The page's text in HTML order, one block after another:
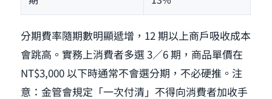
分期費率隨期數明顯遞增，12 期以上商戶吸收成本
會跳高。實務上消費者多選 3／6 期，商品單價在
NT$3,000 以下時通常不會選分期，不必硬推。注
意：金管會規定「一次付清」不得向消費者加收手